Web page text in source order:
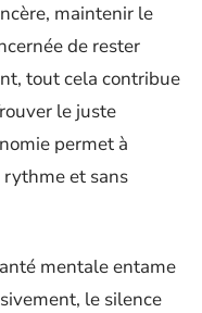
maintenir le
de rester
tout cela contribue
le juste
permet à
rythme et sans
mentale entame
le silence